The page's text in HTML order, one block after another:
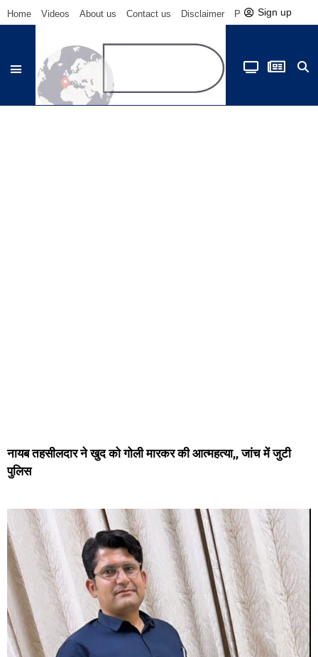
Home Videos About us Contact us Disclaimer Privacy Policy
Sign up
नायब तहसीलदार ने खुद को गोली मारकर की आत्महत्या,, जांच में जुटी
पुलिस